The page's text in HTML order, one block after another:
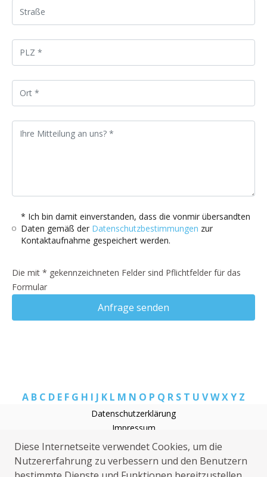
* Ich bin damit einverstanden, dass die vonmir übersandten
Daten gemäß der Datenschutzbestimmungen zur
Kontaktaufnahme gespeichert werden.
Die mit * gekennzeichneten Felder sind Pflichtfelder für das
Formular
Anfrage senden
A B C D E F G H I J K L M N O P Q R S T U VWXY Z
Datenschutzerklärung
Impressum
Rohrreinigung Birkenbeul
Sanitärhilfe Birkenbeul
Sat Installation Birkenbeul
Diese Internetseite verwendet Cookies, um die
Nutzererfahrung zu verbessern und den Benutzern